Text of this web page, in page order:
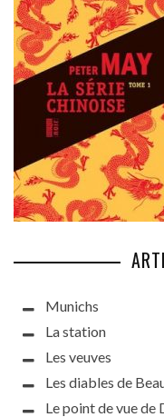
Munichs
La station
Les veuves
Les diables de
Le point de vue de